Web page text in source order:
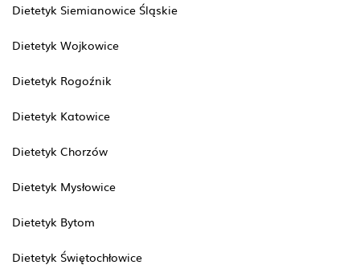
Dietetyk Siemianowice Śląskie
Dietetyk Wojkowice
Dietetyk Rogoźnik
Dietetyk Katowice
Dietetyk Chorzów
Dietetyk Mysłowice
Dietetyk Bytom
Dietetyk Świętochłowice